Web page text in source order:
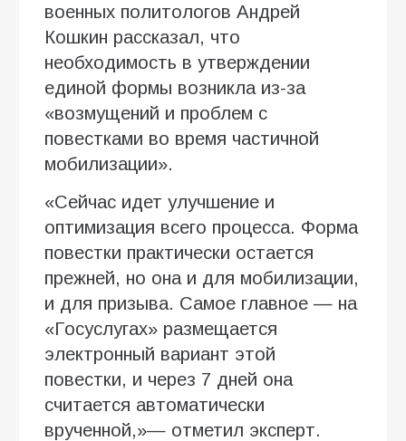
военных политологов Андрей
Кошкин рассказал, что
необходимость в утверждении
единой формы возникла из-за
«возмущений и проблем с
повестками во время частичной
мобилизации».
«Сейчас идет улучшение и
оптимизация всего процесса. Форма
повестки практически остается
прежней, но она и для мобилизации,
и для призыва. Самое главное — на
«Госуслугах» размещается
электронный вариант этой
повестки, и через 7 дней она
считается автоматически
врученной,»— отметил эксперт.